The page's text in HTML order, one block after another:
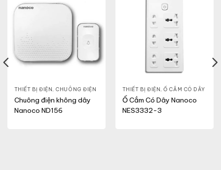
THIẾT BỊ ĐIỆN, CHUÔNG ĐIỆN
Chuông điện không dây
Nanoco ND156
THIẾT BỊ ĐIỆN,Ổ CẮM CÓ DÂY
Ổ Cắm Có Dây Nanoco
NES3332-3